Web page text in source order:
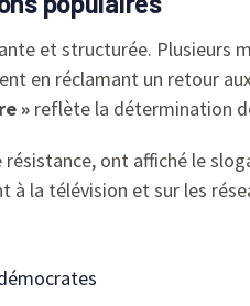
et structurée. Plusieurs
en réclamant un retour
» reflète la détermination
ont affiché le
la télévision et sur les